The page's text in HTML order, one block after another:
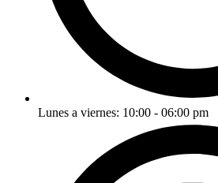
Lunes a viernes: 10:00 - 06:00 pm